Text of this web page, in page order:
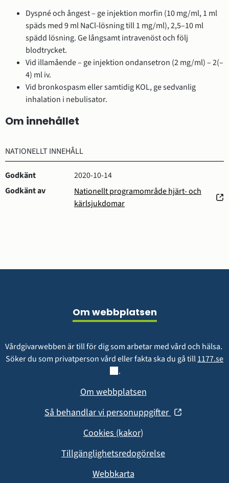
Dyspné och ångest – ge injektion morfin (10 mg/ml, 1 ml
späds med 9 ml NaCl-lösning till 1 mg/ml), 2,5–10 ml
spädd lösning. Ge långsamt intravenöst och följ
blodtrycket.
Vid illamående – ge injektion ondansetron (2 mg/ml) – 2(–
4) ml iv.
Vid bronkospasm eller samtidig KOL, ge sedvanlig
inhalation i nebulisator.
Om innehållet
NATIONELLT INNEHÅLL
Godkänt
2020-10-14
Godkänt av
Nationellt programområde hjärt- och
kärlsjukdomar
(öppnas
Om webbplatsen
Vårdgivarwebben är till för dig som arbetar med vård och hälsa.
Söker du som privatperson vård eller fakta ska du gå till 1177.se
.
Om webbplatsen
Så behandlar vi personuppgifter (öppnas
Cookies (kakor)
Tillgänglighetsredogörelse
Webbkarta